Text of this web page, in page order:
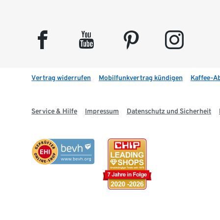
facebook youtube pinterest instagram
Vertrag widerrufen Mobilfunkvertrag kündigen Kaffee-
Service & Hilfe Impressum Datenschutz und Sicherheit